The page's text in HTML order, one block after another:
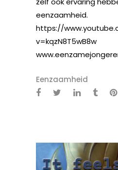
eenzaamheid.
https://
v=kqzN8T5wB8w
Eenzaamheid